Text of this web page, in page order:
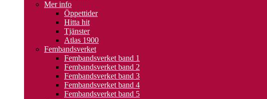
Mer info
Öppettider
Hitta hit
Tjänster
Atlas 1900
Fembandsverket
Fembandsverket band 1
Fembandsverket band 2
Fembandsverket band 3
Fembandsverket band 4
Fembandsverket band 5